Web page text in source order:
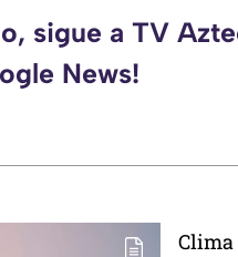
sigue a TV
News!
Clima